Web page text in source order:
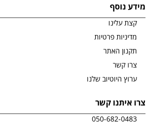
מידע נוסף
קצת עלינו
מדיניות פרטיות
תקנון האתר
צרו קשר
ערוץ היוטיוב שלנו
צרו איתנו קשר
050-682-0483